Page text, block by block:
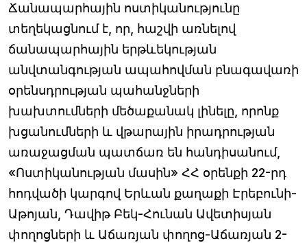
Ճանապարհային ոստիկանությունը
տեղեկացնում է, որ, հաշվի առնելով
ճանապարհային երթևեկության
անվտանգության ապահովման բնագավառի
օրենսդրության պահանջների
խախտումների մեծաքանակ լինելը, որոնք
խցանումների և վթարային իրադրության
առաջացման պատճառ են հանդիսանում,
«Ոստիկանության մասին» ՀՀ օրենքի 22-րդ
հոդվածի կարգով Երևան քաղաքի Էրեբունի-
Աթոյան, Դավիթ Բեկ-Հունան Ավետիսյան
փողոցների և Աճառյան փողոց-Աճառյան 2-